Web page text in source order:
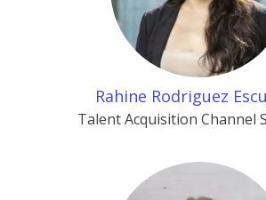
Rahine Rodriguez
Talent Acquisition Channel